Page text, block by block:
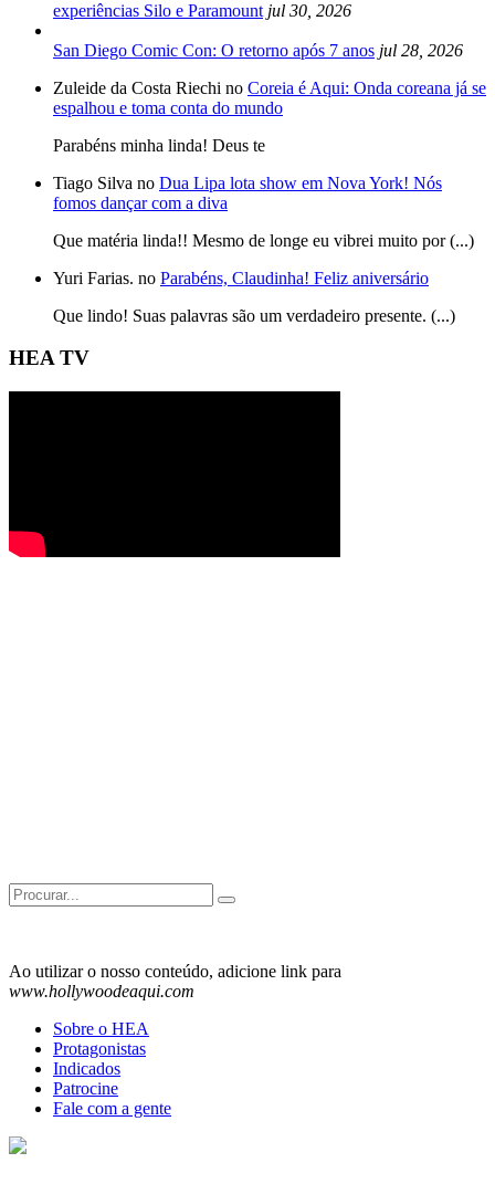
experiências Silo e Paramount jul 30, 2026
San Diego Comic Con: O retorno após 7 anos jul 28, 2026
Zuleide da Costa Riechi no Coreia é Aqui: Onda coreana já se
espalhou e toma conta do mundo
Parabéns minha linda! Deus te
Tiago Silva no Dua Lipa lota show em Nova York! Nós
fomos dançar com a diva
Que matéria linda!! Mesmo de longe eu vibrei muito por (...)
Yuri Farias. no Parabéns, Claudinha! Feliz aniversário
Que lindo! Suas palavras são um verdadeiro presente. (...)
HEA TV
Search
for:
Ao utilizar o nosso conteúdo, adicione link para
www.hollywoodeaqui.com
Sobre o HEA
Protagonistas
Indicados
Patrocine
Fale com a gente